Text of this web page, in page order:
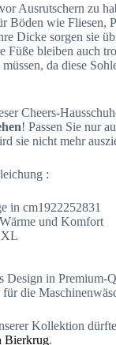
Ausrutschern zu
Böden wie Fliesen,
Dicke sorgen sie
Füße bleiben auch
da diese
Cheers-
! Passen Sie nur
sie nicht mehr
:
in cm1922252831
und Komfort
XL
Design in Premium-
die
Kollektion
Bierkrug.